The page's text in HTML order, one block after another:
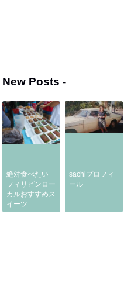
New Posts -
絶対食べたい
フィリピンロー
カルおすすめス
イーツ
sachiプロフィ
ール